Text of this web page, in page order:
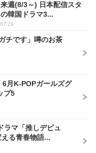
週(8/3～) 日本配信スタ
韓国ドラマ3...
チです」噂のお茶
6月K-POPガールズグ
プ5
ラマ「推しデビュ
る青春物語...